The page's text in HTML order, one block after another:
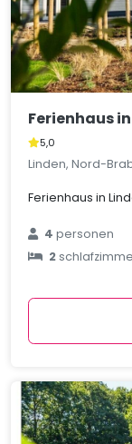
Ferienhaus
5,0
Linden, Nord-
Ferienhaus in
4personen
2